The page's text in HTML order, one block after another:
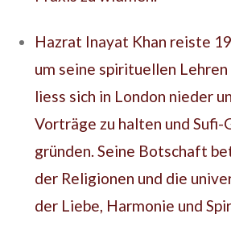
Hazrat Inayat Khan reiste
um seine spirituellen
liess sich in London nieder
Vorträge zu halten und Sufi-
gründen. Seine Botschaft
der Religionen und die
der Liebe, Harmonie und